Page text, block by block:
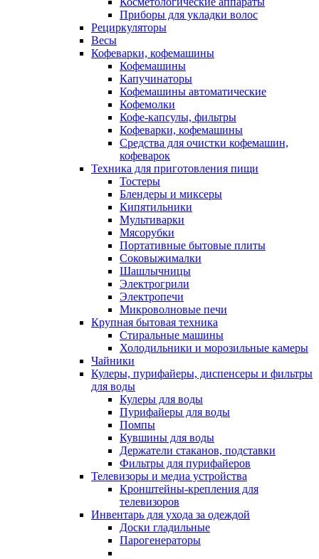
Приборы для укладки волос
Рециркуляторы
Весы
Кофеварки, кофемашины
Кофемашины
Капучинаторы
Кофемашины автоматические
Кофемолки
Кофе-капсулы, фильтры
Кофеварки, кофемашины
Средства для очистки кофемашин,
кофеварок
Техника для приготовления пищи
Тостеры
Блендеры и миксеры
Кипятильники
Мультиварки
Мясорубки
Портативные бытовые плиты
Соковыжималки
Шашлычницы
Электрогрили
Электропечи
Микроволновые печи
Крупная бытовая техника
Стиральные машины
Холодильники и морозильные камеры
Чайники
Кулеры, пурифайеры, диспенсеры и фильтры
для воды
Кулеры для воды
Пурифайеры для воды
Помпы
Кувшины для воды
Держатели стаканов, подставки
Фильтры для пурифайеров
Телевизоры и медиа устройства
Кронштейны-крепления для
телевизоров
Инвентарь для ухода за одеждой
Доски гладильные
Парогенераторы